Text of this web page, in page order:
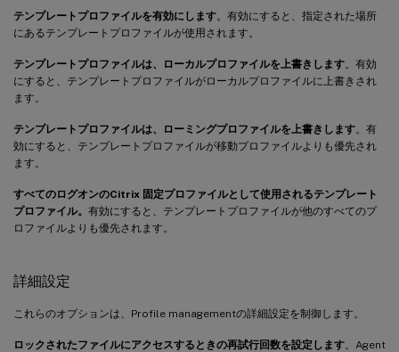
テンプレートプロファイルを有効にします。有効にすると、指定された場所
にあるテンプレートプロファイルが使用されます。
テンプレートプロファイルは、ローカルプロファイルを上書きします。有効
にすると、テンプレートプロファイルがローカルプロファイルに上書きされ
ます。
テンプレートプロファイルは、ローミングプロファイルを上書きします。有
効にすると、テンプレートプロファイルが移動プロファイルよりも優先され
ます。
すべてのログオンのCitrix 固定プロファイルとして使用されるテンプレート
プロファイル。 有効にすると、テンプレートプロファイルが他のすべてのプ
ロファイルよりも優先されます。
詳細設定
これらのオプションは、Profile managementの詳細設定を制御します。
ロックされたファイルにアクセスするときの再試行回数を設定します。Agent